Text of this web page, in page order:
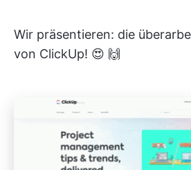
Wir präsentieren: die
von ClickUp! 😍 🙌